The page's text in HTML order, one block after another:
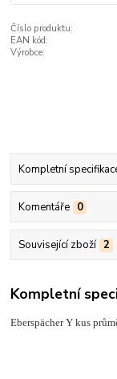
Číslo produktu:
EAN kód:
Výrobce:
Kompletní
Komentáře 0
Související zboží 2
Kompletní
Eberspächer Y kus